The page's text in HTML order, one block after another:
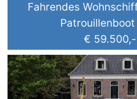
Fahrendes
Patrouillenboot
€